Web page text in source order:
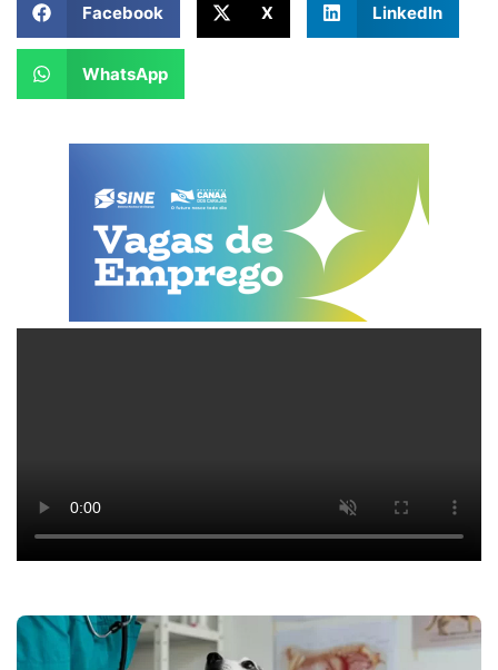
Facebook X LinkedIn
WhatsApp